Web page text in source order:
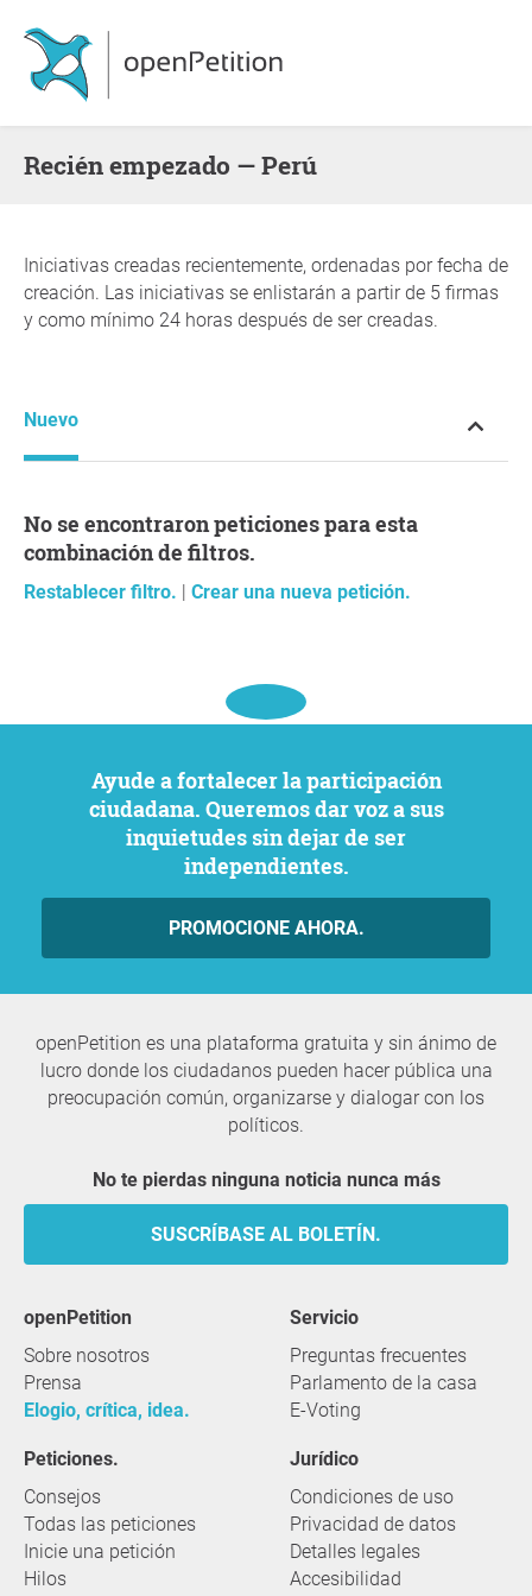
Recién empezado — Perú
Iniciativas creadas recientemente, ordenadas por fecha de
creación. Las iniciativas se enlistarán a partir de 5 firmas
y como mínimo 24 horas después de ser creadas.
Nuevo
No se encontraron peticiones para esta
combinación de filtros.
Restablecer filtro. | Crear una nueva petición.
Ayude a fortalecer la participación
ciudadana. Queremos dar voz a sus
inquietudes sin dejar de ser
independientes.
PROMOCIONE AHORA.
openPetition es una plataforma gratuita y sin ánimo de
lucro donde los ciudadanos pueden hacer pública una
preocupación común, organizarse y dialogar con los
políticos.
No te pierdas ninguna noticia nunca más
SUSCRÍBASE AL BOLETÍN.
openPetition
Sobre nosotros
Prensa
Elogio, crítica, idea.
servicio
Preguntas frecuentes
Parlamento de la casa
E-Voting
Peticiones.
Consejos
Todas las peticiones
Inicie una petición
Hilos
Jurídico
Condiciones de uso
Privacidad de datos
Detalles legales
Accesibilidad